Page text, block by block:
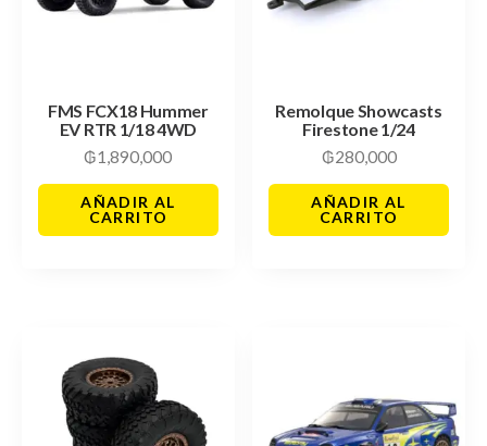
FMS FCX18 Hummer
EV RTR 1/18 4WD
₲1,890,000
AÑADIR AL
CARRITO
Remolque Showcasts
Firestone 1/24
₲280,000
AÑADIR AL
CARRITO